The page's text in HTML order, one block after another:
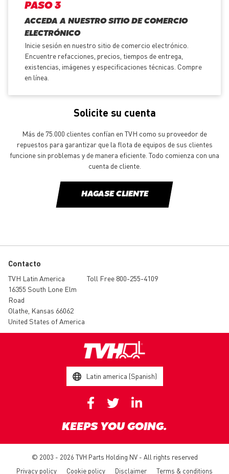
PASO 3
ACCEDA A NUESTRO SITIO DE COMERCIO
ELECTRÓNICO
Inicie sesión en nuestro sitio de comercio electrónico.
Encuentre refacciones, precios, tiempos de entrega,
existencias, imágenes y especificaciones técnicas. Compre
en línea.
Solicite su cuenta
Más de 75.000 clientes confían en TVH como su proveedor de
repuestos para garantizar que la flota de equipos de sus clientes
funcione sin problemas y de manera eficiente. Todo comienza con una
cuenta de cliente.
HAGASE CLIENTE
Contacto
TVH Latin America
16355 South Lone Elm
Road
Olathe, Kansas 66062
United States of America
Toll Free 800-255-4109
Latin america (Spanish)
KEEPS YOU GOING.
© 2003 - 2026 TVH Parts Holding NV - All rights reserved
Privacy policy
Cookie policy Disclaimer Terms & conditions